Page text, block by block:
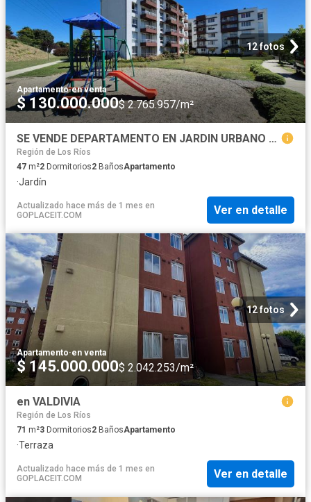
12 fotos
Apartamento·en venta
$ 130.000.000$ 2.765.957/m²
SE VENDE DEPARTAMENTO EN JARDIN URBANO EN VALDIVIA
Región de Los Ríos
47 m²2 Dormitorios2 BañosApartamento
·Jardín
Actualizado hace más de 1 mes en
GOPLACEIT.COM
Ver en detalle
12 fotos
Apartamento·en venta
$ 145.000.000$ 2.042.253/m²
en VALDIVIA
Región de Los Ríos
71 m²3 Dormitorios2 BañosApartamento
·Terraza
Actualizado hace más de 1 mes en
GOPLACEIT.COM
Ver en detalle